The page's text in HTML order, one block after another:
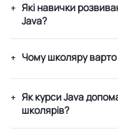
+ Які навички
Java?
+ Чому школяру
+ Як курси Java
школярів?